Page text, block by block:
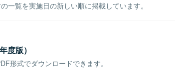
一覧を実施日の新しい順に掲載しています。
度版）
形式でダウンロードできます。